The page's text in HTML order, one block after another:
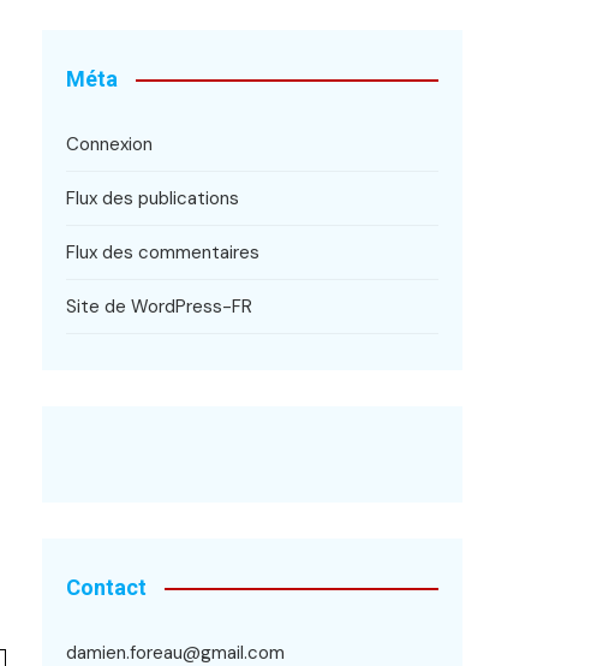
Méta
Connexion
Flux des publications
Flux des commentaires
Site de WordPress-FR
Contact
damien.foreau@gmail.com